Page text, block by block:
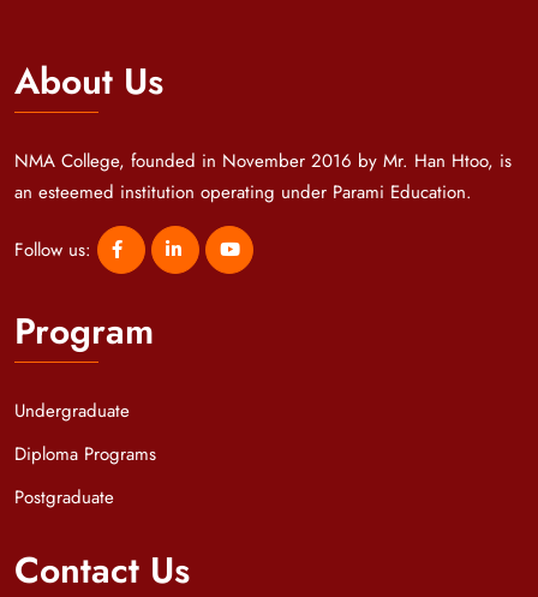
About Us
NMA College, founded in November 2016 by Mr. Han Htoo, is
an esteemed institution operating under Parami Education.
Follow us:
Program
Undergraduate
Diploma Programs
Postgraduate
Contact Us